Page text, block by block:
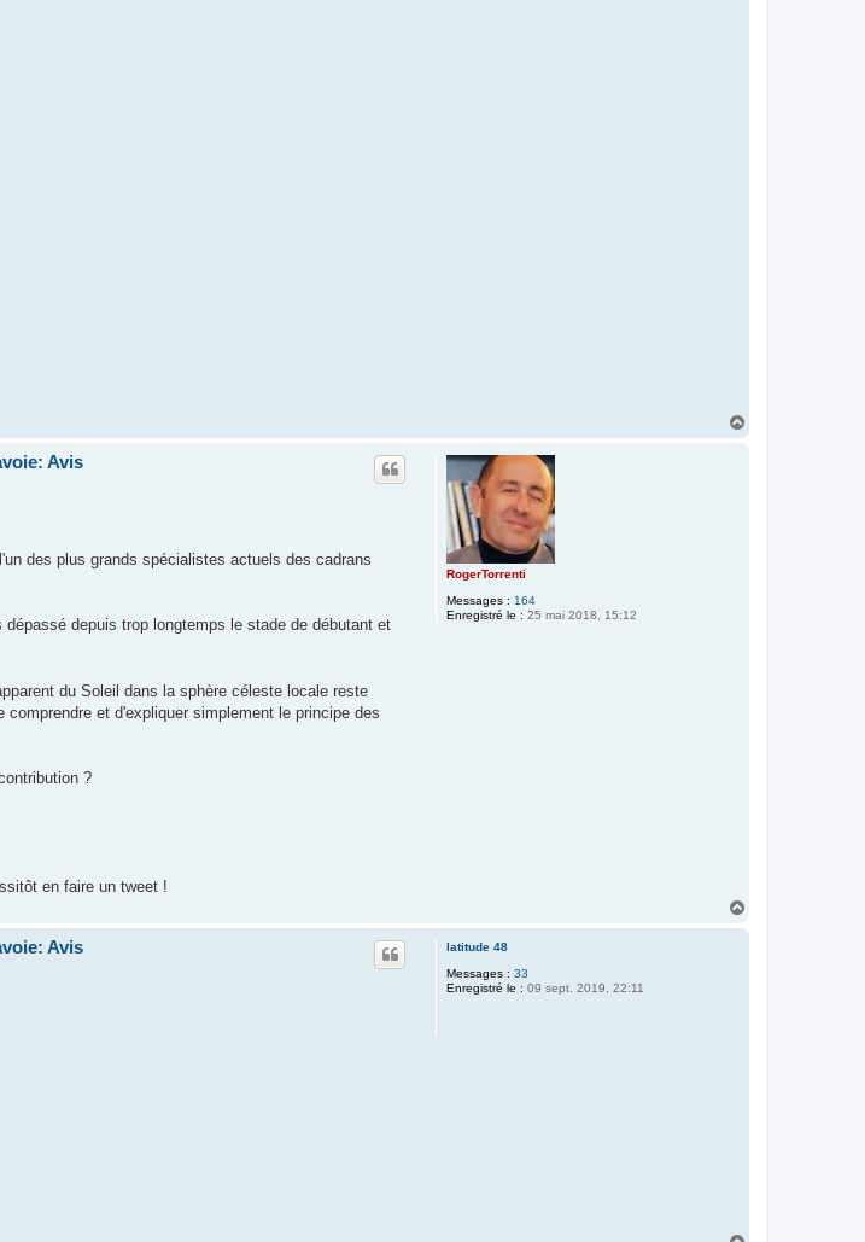
RogerTorrenti
Messages : 164
Enregistré le : 25 mai 2018, 15:12
Avis
des plus grands spécialistes actuels des cadrans
depuis trop longtemps le stade de débutant et
du Soleil dans la sphère céleste locale reste
et d'expliquer simplement le principe des
?
en faire un tweet !
latitude 48
Messages : 33
Enregistré le : 09 sept. 2019, 22:11
Avis